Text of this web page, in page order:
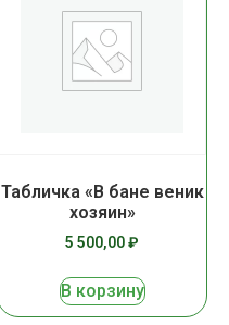
Табличка «В бане веник
хозяин»
5 500,00₽
В корзину